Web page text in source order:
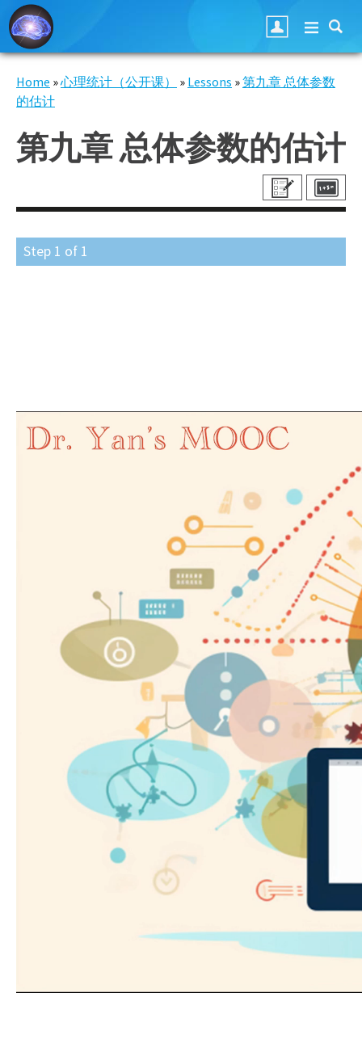
Skip to main content
You are here
Home »心理统计（公开课） » Lessons »第九章 总体参数
的估计
第九章 总体参数的估计
Step 1 of 1